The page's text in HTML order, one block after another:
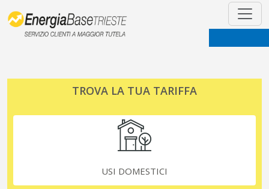
TROVA LA TUA TARIFFA
USI DOMESTICI